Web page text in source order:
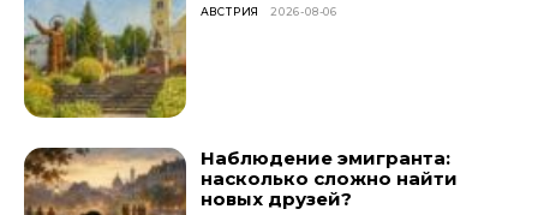
АВСТРИЯ 2026-08-06
Наблюдение эмигранта:
насколько сложно найти
новых друзей?